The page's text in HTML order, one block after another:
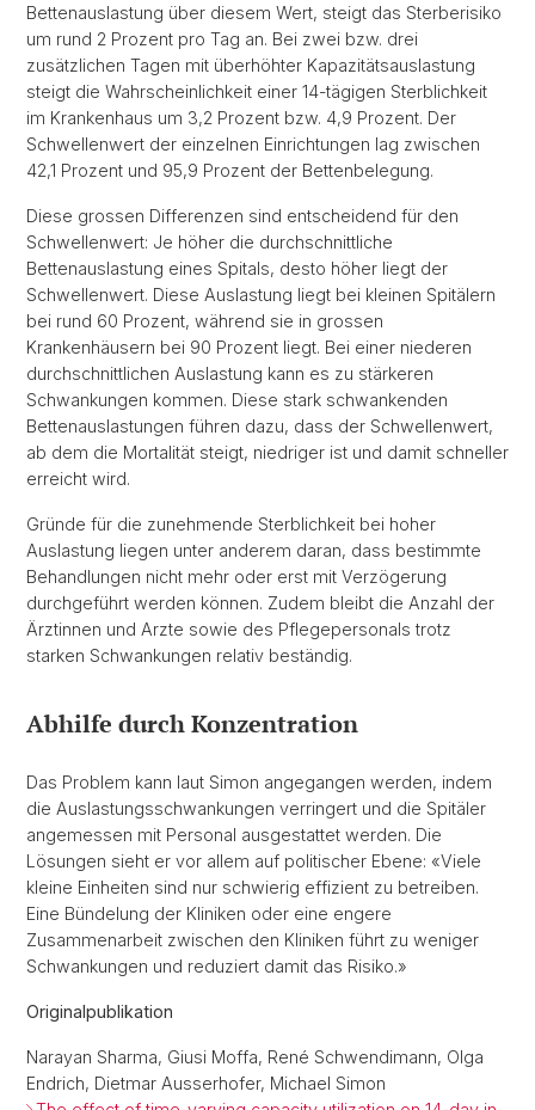
Bettenauslastung über diesem Wert, steigt das Sterberisiko
um rund 2 Prozent pro Tag an. Bei zwei bzw. drei
zusätzlichen Tagen mit überhöhter Kapazitätsauslastung
steigt die Wahrscheinlichkeit einer 14-tägigen Sterblichkeit
im Krankenhaus um 3,2 Prozent bzw. 4,9 Prozent. Der
Schwellenwert der einzelnen Einrichtungen lag zwischen
42,1 Prozent und 95,9 Prozent der Bettenbelegung.
Diese grossen Differenzen sind entscheidend für den
Schwellenwert: Je höher die durchschnittliche
Bettenauslastung eines Spitals, desto höher liegt der
Schwellenwert. Diese Auslastung liegt bei kleinen Spitälern
bei rund 60 Prozent, während sie in grossen
Krankenhäusern bei 90 Prozent liegt. Bei einer niederen
durchschnittlichen Auslastung kann es zu stärkeren
Schwankungen kommen. Diese stark schwankenden
Bettenauslastungen führen dazu, dass der Schwellenwert,
ab dem die Mortalität steigt, niedriger ist und damit schneller
erreicht wird.
Gründe für die zunehmende Sterblichkeit bei hoher
Auslastung liegen unter anderem daran, dass bestimmte
Behandlungen nicht mehr oder erst mit Verzögerung
durchgeführt werden können. Zudem bleibt die Anzahl der
Ärztinnen und Arzte sowie des Pflegepersonals trotz
starken Schwankungen relativ beständig.
Abhilfe durch Konzentration
Das Problem kann laut Simon angegangen werden, indem
die Auslastungsschwankungen verringert und die Spitäler
angemessen mit Personal ausgestattet werden. Die
Lösungen sieht er vor allem auf politischer Ebene: «Viele
kleine Einheiten sind nur schwierig effizient zu betreiben.
Eine Bündelung der Kliniken oder eine engere
Zusammenarbeit zwischen den Kliniken führt zu weniger
Schwankungen und reduziert damit das Risiko.»
Originalpublikation
Narayan Sharma, Giusi Moffa, René Schwendimann, Olga
Endrich, Dietmar Ausserhofer, Michael Simon